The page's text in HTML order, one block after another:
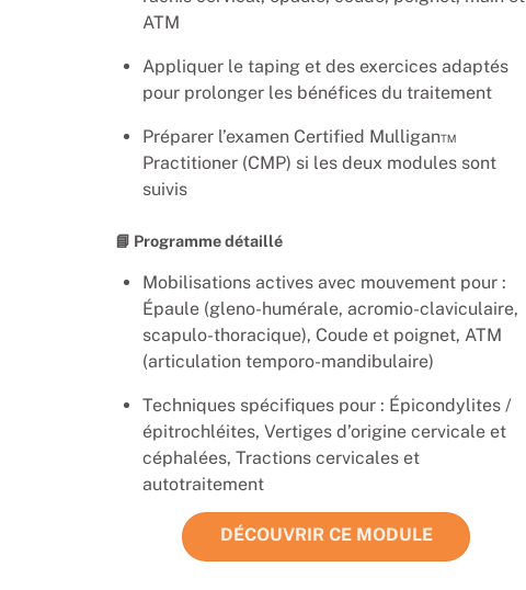
ATM
Appliquer le taping et des exercices adaptés
pour prolonger les bénéfices du traitement
Préparer l’examen Certified Mulligan™
Practitioner (CMP) si les deux modules sont
suivis
📘 Programme détaillé
Mobilisations actives avec mouvement pour :
Épaule (gleno-humérale, acromio-claviculaire,
scapulo-thoracique), Coude et poignet, ATM
(articulation temporo-mandibulaire)
Techniques spécifiques pour : Épicondylites /
épitrochléites, Vertiges d’origine cervicale et
céphalées, Tractions cervicales et
autotraitement
DÉCOUVRIR CE MODULE